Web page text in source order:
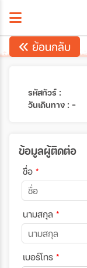
ย้อนกลับ
รหัสทัวร์ :
วันเดินทาง : -
ข้อมูลผู้ติดต่อ
ชื่อ *
นามสกุล *
เบอร์โทร *